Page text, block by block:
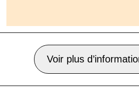
Voir plus